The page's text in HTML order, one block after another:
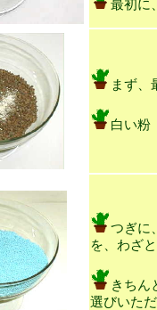
最初に
まず、
白い粉
つぎに
を、わざ
きちん
選びいた